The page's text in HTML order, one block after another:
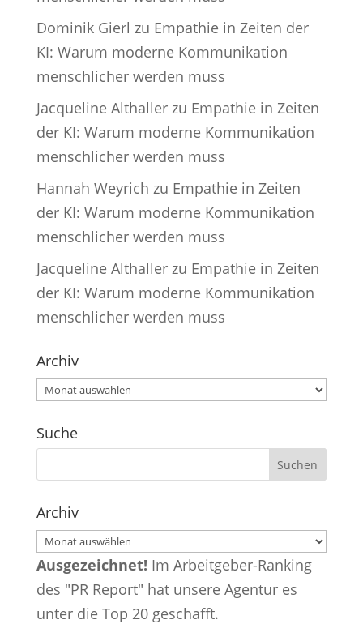
Dominik Gierl zu Empathie in Zeiten der
KI: Warum moderne Kommunikation
menschlicher werden muss
Jacqueline Althallerzu Empathie in Zeiten
der KI: Warum moderne Kommunikation
menschlicher werden muss
Hannah Weyrich zu Empathie in Zeiten
der KI: Warum moderne Kommunikation
menschlicher werden muss
Jacqueline Althallerzu Empathie in Zeiten
der KI: Warum moderne Kommunikation
menschlicher werden muss
Archiv
Archiv
Suche
Archiv
Archiv
Ausgezeichnet! Im Arbeitgeber-Ranking
des "PR Report" hat unsere Agentur es
unter die Top 20 geschafft.